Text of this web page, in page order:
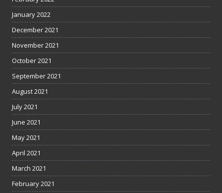
January 2022
December 2021
November 2021
October 2021
September 2021
August 2021
July 2021
June 2021
May 2021
April 2021
March 2021
February 2021